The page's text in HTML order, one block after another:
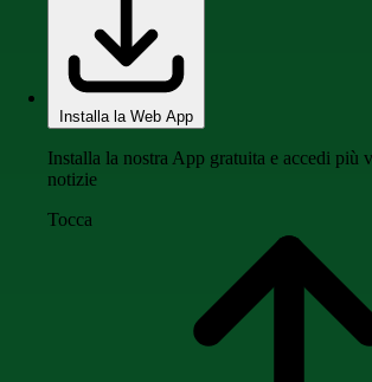
Installa la Web App
Installa la nostra App gratuita e accedi più
notizie
Tocca